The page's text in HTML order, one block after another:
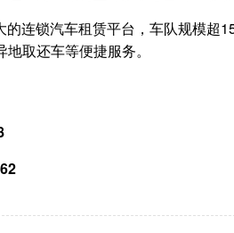
连锁汽车租赁平台，车队规模
取还车等便捷服务。